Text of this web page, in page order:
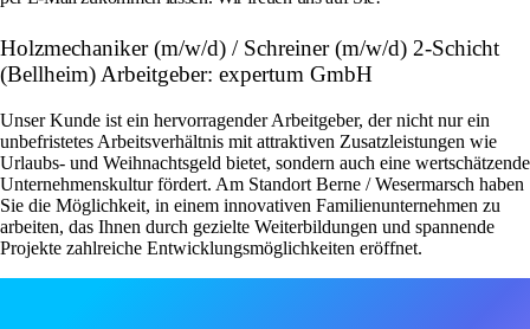
Holzmechaniker (m/w/d) / Schreiner (m/w/d) 2-Schicht
(Bellheim) Arbeitgeber: expertum GmbH
Unser Kunde ist ein hervorragender Arbeitgeber, der nicht nur ein
unbefristetes Arbeitsverhältnis mit attraktiven Zusatzleistungen wie
Urlaubs- und Weihnachtsgeld bietet, sondern auch eine wertschätzende
Unternehmenskultur fördert. Am Standort Berne / Wesermarsch haben
Sie die Möglichkeit, in einem innovativen Familienunternehmen zu
arbeiten, das Ihnen durch gezielte Weiterbildungen und spannende
Projekte zahlreiche Entwicklungsmöglichkeiten eröffnet.